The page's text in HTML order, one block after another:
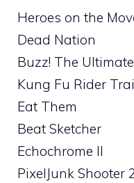
Heroes on the
Dead Nation
Buzz! The
Kung Fu Rider
Eat Them
Beat Sketcher
Echochrome II
PixelJunk Shooter